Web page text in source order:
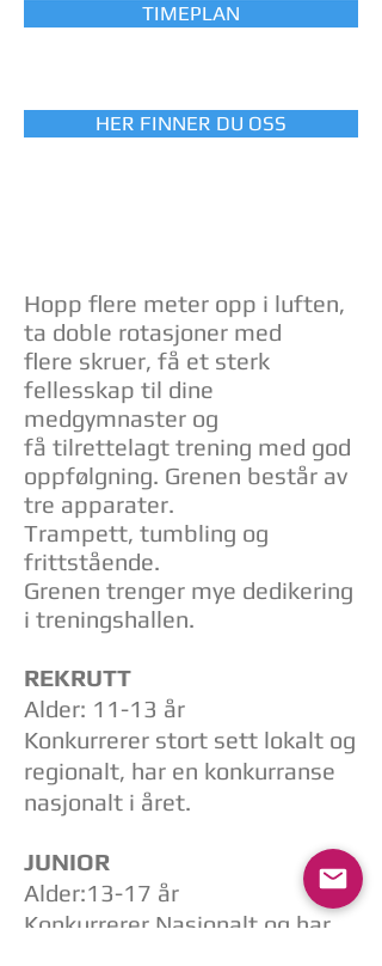
TIMEPLAN
HER FINNER DU OSS
Hopp flere meter opp i luften,
ta doble rotasjoner med
flere skruer, få et sterk
fellesskap til dine
medgymnaster og
få tilrettelagt trening med god
oppfølgning. Grenen består av
tre apparater.
Trampett, tumbling og
frittstående.
Grenen trenger mye dedikering
i treningshallen.
REKRUTT
Alder: 11-13 år
Konkurrerer stort sett lokalt og
regionalt, har en konkurranse
nasjonalt i året.
JUNIOR
Alder:13-17 år
Konkurrerer Nasjonalt og har